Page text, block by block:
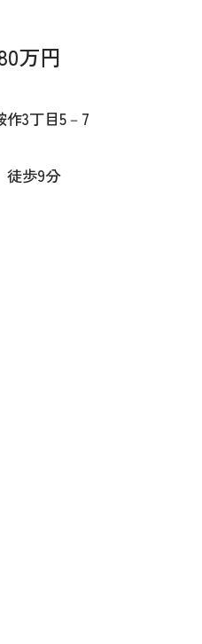
万円
3丁目5－7
歩9分